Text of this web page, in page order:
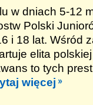
w dniach 5-12
Polski
i 18 lat. Wśród
elita
to tych
więcej